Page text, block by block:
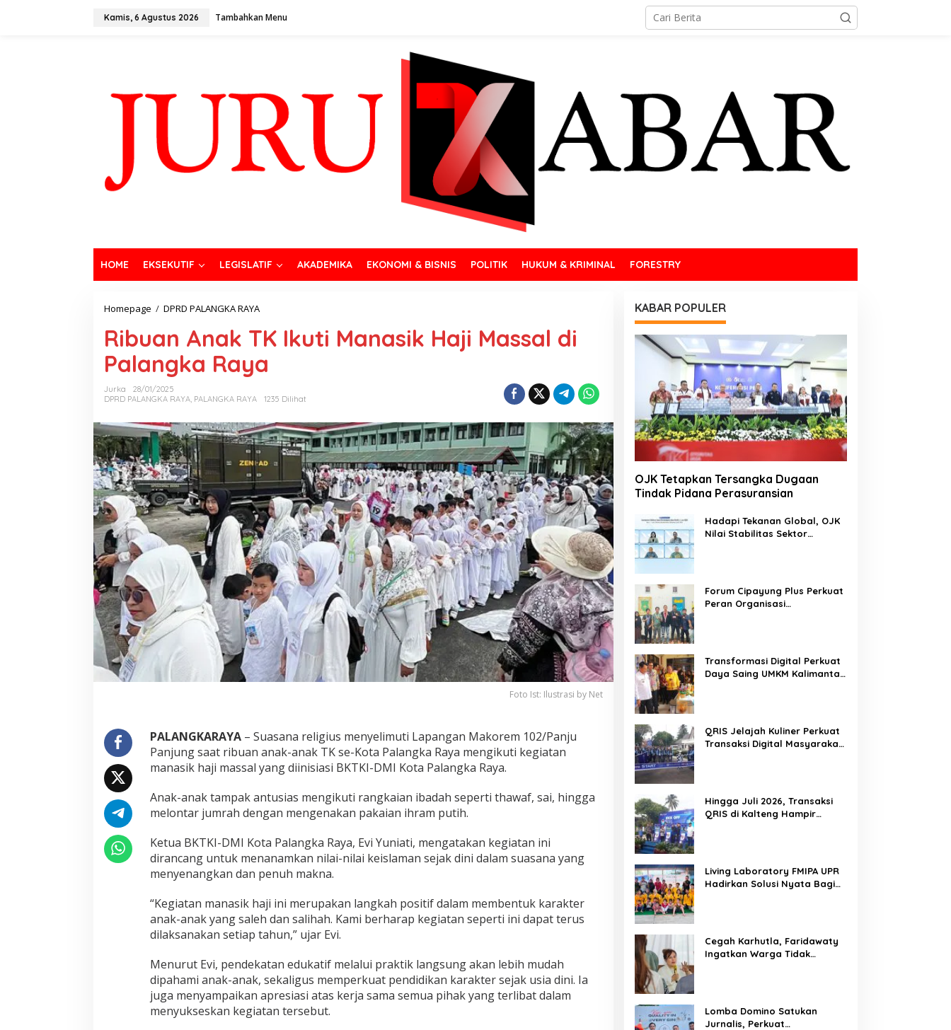
Kamis, 6 Agustus 2026 Tambahkan Menu
HOME EKSEKUTIF LEGISLATIF AKADEMIKA EKONOMI & BISNIS POLITIK HUKUM & KRIMINAL FORESTRY
Homepage / DPRD PALANGKA RAYA
Ribuan Anak TK Ikuti Manasik Haji Massal di
Palangka Raya
Jurka
28/01/2025
DPRD PALANGKA RAYA, PALANGKA RAYA 1235 Dilihat
Foto Ist: Ilustrasi by Net
PALANGKARAYA– Suasana religius menyelimuti Lapangan Makorem 102/Panju
Panjung saat ribuan anak-anak TK se-Kota Palangka Raya mengikuti kegiatan
manasik haji massal yang diinisiasi BKTKI-DMI Kota Palangka Raya.
Anak-anak tampak antusias mengikuti rangkaian ibadah seperti thawaf, sai, hingga
melontar jumrah dengan mengenakan pakaian ihram putih.
Ketua BKTKI-DMI Kota Palangka Raya, Evi Yuniati, mengatakan kegiatan ini
dirancang untuk menanamkan nilai-nilai keislaman sejak dini dalam suasana yang
menyenangkan dan penuh makna.
“Kegiatan manasik haji ini merupakan langkah positif dalam membentuk karakter
anak-anak yang saleh dan salihah. Kami berharap kegiatan seperti ini dapat terus
dilaksanakan setiap tahun,” ujar Evi.
Menurut Evi, pendekatan edukatif melalui praktik langsung akan lebih mudah
dipahami anak-anak, sekaligus memperkuat pendidikan karakter sejak usia dini. Ia
juga menyampaikan apresiasi atas kerja sama semua pihak yang terlibat dalam
menyukseskan kegiatan tersebut.
KABAR POPULER
OJK Tetapkan Tersangka Dugaan
Tindak Pidana Perasuransian
Hadapi Tekanan Global, OJK
Nilai Stabilitas Sektor
Forum Cipayung Plus Perkuat
Peran Organisasi
Transformasi Digital Perkuat
Daya Saing UMKM Kalimantan
QRIS Jelajah Kuliner Perkuat
Transaksi Digital Masyarakat
Hingga Juli 2026, Transaksi
QRIS di Kalteng Hampir
Living Laboratory FMIPA UPR
Hadirkan Solusi Nyata Bagi
Cegah Karhutla, Faridawaty
Ingatkan Warga Tidak
Lomba Domino Satukan
Jurnalis, Perkuat